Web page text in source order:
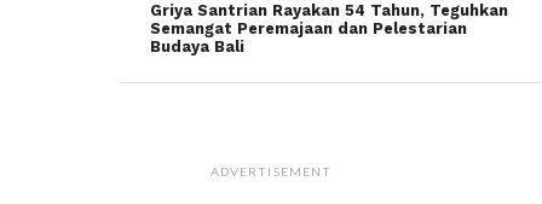
Griya Santrian Rayakan 54 Tahun, Teguhkan
Semangat Peremajaan dan Pelestarian
Budaya Bali
ADVERTISEMENT